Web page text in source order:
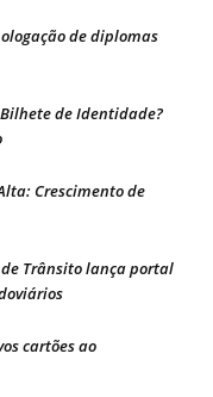
de diplomas
de Identidade?
Crescimento de
Trânsito lança portal
cartões ao